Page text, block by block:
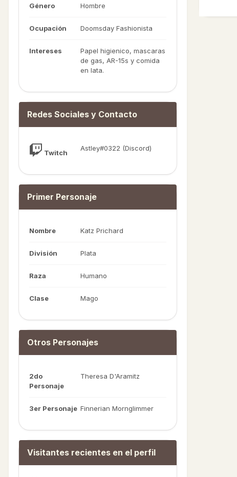
Género Hombre
Ocupación Doomsday Fashionista
Intereses
Papel higienico, mascaras
de gas, AR-15s y comida
en lata.
Redes Sociales y Contacto
Twitch
Astley#0322 (Discord)
Primer Personaje
Nombre Katz Prichard
División Plata
Raza Humano
Clase Mago
Otros Personajes
2do
Personaje
Theresa D'Aramitz
3er Personaje Finnerian Mornglimmer
Visitantes recientes en el perfil